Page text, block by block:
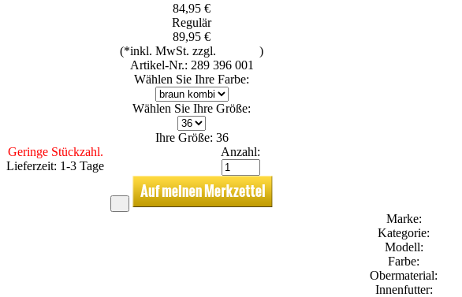
84,95 €
Regulär
89,95 €
(*inkl. MwSt. zzgl.
)
Artikel-Nr.: 289 396 001
Wählen Sie Ihre Farbe:
Wählen Sie Ihre Größe:
Ihre Größe: 36
Geringe Stückzahl.
Lieferzeit: 1-3 Tage
Anzahl:
Marke:
Kategorie:
Modell:
Farbe:
Obermaterial:
Innenfutter: